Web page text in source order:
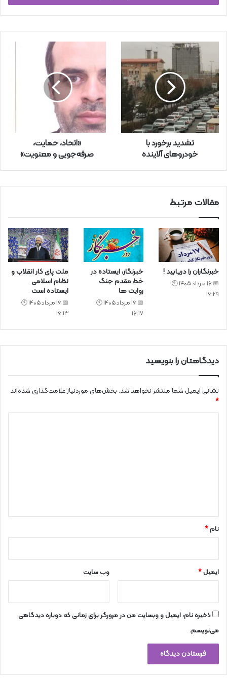
ا
ی
و
د
ر
ا
و
ا
ر
د
تشدید برخورد با
خودرو‌های آلاینده
«اتحاد، حمایت،
صرفه‌جویی و معنویت»
مقالات مرتبط
خبرنگاران را دریابید !
📅 16 مرداد 1405 🕙
16:29
خبرنگار، ایستاده در
خط مقدم جنگ
روایت ها
📅 16 مرداد 1405 🕙
16:17
ملت پای کار انقلاب و
نظام اسلامی
ایستاده است
📅 16 مرداد 1405 🕙
16:13
دیدگاهتان را بنویسید
نشانی ایمیل شما منتشر نخواهد شد. بخش‌های موردنیاز علامت‌گذاری شده‌اند
*
نام*
ایمیل* وب‌ سایت
ذخیره نام، ایمیل و وبسایت من در مرورگر برای زمانی که دوباره دیدگاهی
می‌نویسم.